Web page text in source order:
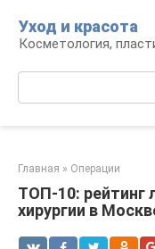
контенту
Уход и красота
Косметология,
Главная » Операции
ТОП-10: рейтинг
хирургии в